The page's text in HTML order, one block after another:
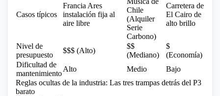
Casos típicos
Francia Ares
instalación fija al
aire libre
Chile
(Alquiler
Serie
Carbono)
Carretera de
El Cairo de
alto brillo
Nivel de
presupuesto
$$$ (Alto)
$$
(Mediano)
$
(Economía)
Dificultad de
mantenimiento
Alto Medio
Bajo
Reglas ocultas de la industria: Las tres trampas detrás del P3
barato